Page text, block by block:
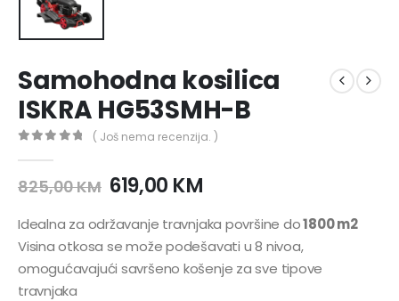
Samohodna kosilica
ISKRA HG53SMH-B
( Još nema recenzija. )
825,00KM 619,00 KM
Idealna za održavanje travnjaka površine do1800 m2
Visina otkosa se može podešavati u 8 nivoa,
omogućavajući savršeno košenje za sve tipove
travnjaka